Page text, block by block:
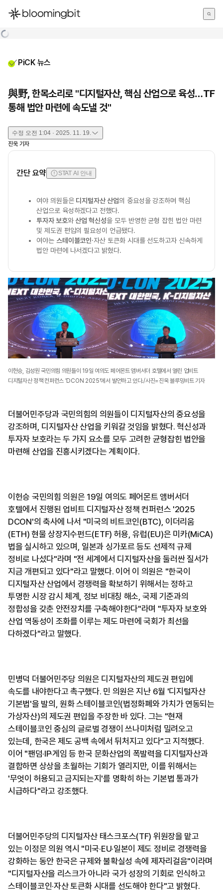
한국어
PiCK 뉴스
與野, 한목소리로 "디지털자산, 핵심 산업으로 육성…TF
통해 법안 마련에 속도낼 것"
수정 오전 1:04 · 2025. 11. 19.
진욱 기자
간단 요약 STAT AI 안내
여야 의원들은 디지털자산 산업의 중요성을 강조하며 핵심
산업으로 육성하겠다고 전했다.
투자자 보호와산업 혁신성을 모두 반영한 균형 잡힌 법안 마련
및 제도권 편입의 필요성이 언급됐다.
여야는 스테이블코인·자산 토큰화 시대를 선도하고자 신속하게
법안 마련에 나서겠다고 밝혔다.
이헌승, 김성원 국민의힘 의원들이 19일 여의도 페어몬트 앰버서더 호텔에서 열린 업비트
디지털자산 정책 컨퍼런스 'DCON 2025'에서 발언하고 있다./사진=진욱 블루밍비트 기자
더불어민주당과 국민의힘의 의원들이 디지털자산의 중요성을
강조하며, 디지털자산 산업을 키워갈 것임을 밝혔다. 혁신성과
투자자 보호라는 두 가지 요소를 모두 고려한 균형잡힌 법안을
마련해 산업을 진흥시키겠다는 계획이다.
이헌승 국민의힘 의원은 19일 여의도 페어몬트 앰버서더
호텔에서 진행된 업비트 디지털자산 정책 컨퍼런스 '2025
DCON'의 축사에 나서 "미국의 비트코인(BTC), 이더리움
(ETH) 현물 상장지수펀드(ETF) 허용, 유럽(EU)은 미카(MiCA)
법을 실시하고 있으며, 일본과 싱가포르 등도 선제적 규제
정비로 나섰다"라며 "전 세계에서 디지털자산을 둘러싼 질서가
지금 개편되고 있다"라고 말했다. 이어 이 의원은 "한국이
디지털자산 산업에서 경쟁력을 확보하기 위해서는 정하고
투명한 시장 감시 체계, 정보 비대칭 해소, 국제 기준과의
정합성을 갖춘 안전장치를 구축해야한다"라며 "투자자 보호와
산업 역동성이 조화를 이루는 제도 마련에 국회가 최선을
다하겠다"라고 말했다.
민병덕 더불어민주당 의원은 디지털자산의 제도권 편입에
속도를 내야한다고 촉구했다. 민 의원은 지난 6월 '디지털자산
기본법'을 발의, 원화 스테이블코인(법정화폐와 가치가 연동되는
가상자산)의 제도권 편입을 주장한 바 있다. 그는 "현재
스테이블코인 중심의 글로벌 경쟁이 쓰나미처럼 밀려오고
있는데, 한국은 제도 공백 속에서 뒤처지고 있다"고 지적했다.
이어 "팬덤·IP·게임 등 한국 문화산업의 폭발력을 디지털자산과
결합하면 상상을 초월하는 기회가 열리지만, 이를 위해서는
'무엇이 허용되고 금지되는지'를 명확히 하는 기본법 통과가
시급하다"라고 강조했다.
더불어민주당의 디지털자산 태스크포스(TF) 위원장을 맡고
있는 이정문 의원 역시 "미국·EU·일본이 제도 정비로 경쟁력을
강화하는 동안 한국은 규제와 불확실성 속에 제자리걸음"이라며
"디지털자산을 리스크가 아니라 국가 성장의 기회로 인식하고
스테이블코인·자산 토큰화 시대를 선도해야 한다"고 밝혔다.